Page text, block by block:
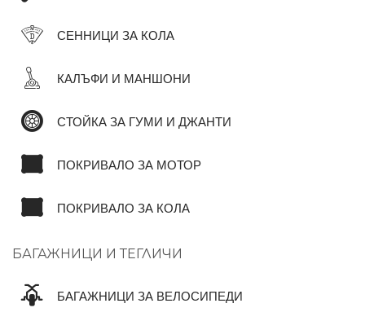
СЕННИЦИ ЗА КОЛА
КАЛЪФИ И МАНШОНИ
СТОЙКА ЗА ГУМИ И ДЖАНТИ
ПОКРИВАЛО ЗА МОТОР
ПОКРИВАЛО ЗА КОЛА
БАГАЖНИЦИ И ТЕГЛИЧИ
БАГАЖНИЦИ ЗА ВЕЛОСИПЕДИ